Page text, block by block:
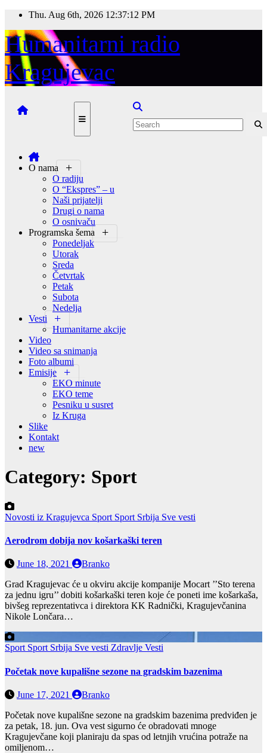
Skip
content
Thu. Aug 6th, 2026 12:37:13 PM
Humanitarni radio
Kragujevac
O nama
O radiju
O “Ekspres” – u
Naši prijatelji
Drugi o nama
O osnivaču
Programska šema
Ponedeljak
Utorak
Sreda
Četvrtak
Petak
Subota
Nedelja
Vesti
Humanitarne akcije
Video
Video sa snimanja
Foto albumi
Emisije
EKO minute
EKO teme
Pesniku u susret
Iz Kruga
Slike
Kontakt
new
Category: Sport
Novosti iz Kragujevca Sport Sport Srbija Sve vesti
Aerodrom dobija nov košarkaški teren
June 18, 2021
Branko
Grad Kragujevac će u okviru akcije kompanije Mocart ’’Sto terena
za jednu igru’’ dobiti košarkaški teren koje će poneti ime košarkaša,
bivšeg reprezentativca i direktora KK Radnički, Kragujevčanina
Nikole Lončara…
Sport Sport Srbija Sve vesti Zdravlje Vesti
Početak nove kupališne sezone na gradskim bazenima
June 17, 2021
Branko
Početak nove kupališne sezone na gradskim bazenima predviđen je
za petak, 18. jun. Ova vest sigurno će obradovati mnoge
Kragujevčane koji planiraju da spas od letnjih vrućina potraže na
omiljenom…